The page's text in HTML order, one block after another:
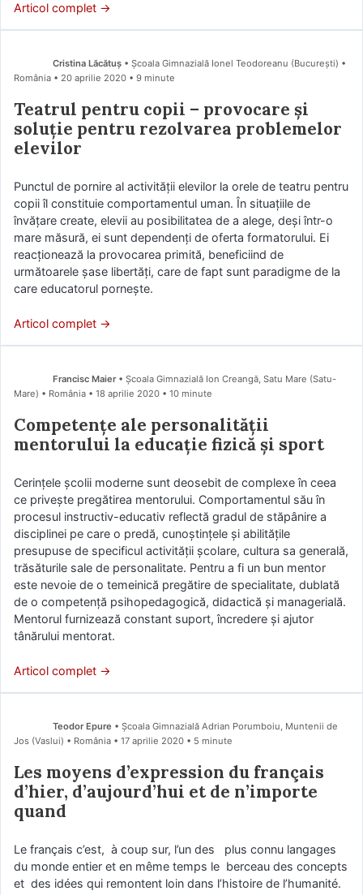
Articol complet →
Cristina Lăcătuș • Școala Gimnazială Ionel Teodoreanu (Bucureşti) •
România
20 aprilie 2020 • 9 minute
Teatrul pentru copii – provocare și
soluție pentru rezolvarea problemelor
elevilor
Punctul de pornire al activităţii elevilor la orele de teatru pentru
copii îl constituie comportamentul uman. În situaţiile de
învăţare create, elevii au posibilitatea de a alege, deşi într-o
mare măsură, ei sunt dependenţi de oferta formatorului. Ei
reacţionează la provocarea primită, beneficiind de
următoarele şase libertăţi, care de fapt sunt paradigme de la
care educatorul porneşte.
Articol complet →
Francisc Maier• Școala Gimnazială Ion Creangă, Satu Mare (Satu-
Mare) • România
18 aprilie 2020 • 10 minute
Competențe ale personalității
mentorului la educație fizică și sport
Cerințele școlii moderne sunt deosebit de complexe în ceea
ce privește pregătirea mentorului. Comportamentul său în
procesul instructiv-educativ reflectă gradul de stăpânire a
disciplinei pe care o predă, cunoștințele şi abilitățile
presupuse de specificul activității școlare, cultura sa generală,
trăsăturile sale de personalitate. Pentru a fi un bun mentor
este nevoie de o temeinică pregătire de specialitate, dublată
de o competență psihopedagogică, didactică şi managerială.
Mentorul furnizează constant suport, încredere şi ajutor
tânărului mentorat.
Articol complet →
Teodor Epure • Școala Gimnazială Adrian Porumboiu, Muntenii de
Jos (Vaslui) • România
17 aprilie 2020 • 5 minute
Les moyens d’expression du français
d’hier, d’aujourd’hui et de n’importe
quand
Le français c’est, à coup sur, l’un des plus connu langages
du monde entier et en même temps le berceau des concepts
et des idées qui remontent loin dans l’histoire de l’humanité.